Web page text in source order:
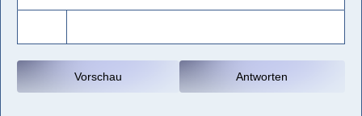
Antworten
Vorschau